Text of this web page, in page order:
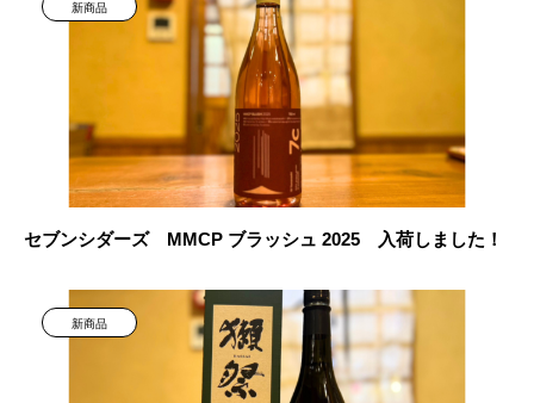
新商品
セブンシダーズ MMCP ブラッシュ 2025 入荷しました！
新商品